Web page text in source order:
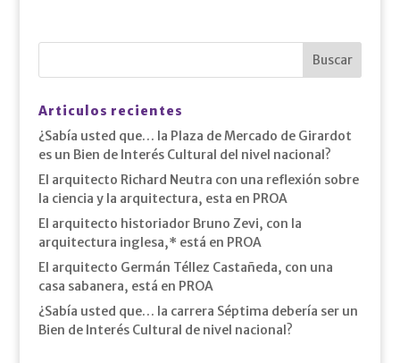
Articulos recientes
¿Sabía usted que… la Plaza de Mercado de Girardot
es un Bien de Interés Cultural del nivel nacional?
El arquitecto Richard Neutra con una reflexión sobre
la ciencia y la arquitectura, esta en PROA
El arquitecto historiador Bruno Zevi, con la
arquitectura inglesa,* está en PROA
El arquitecto Germán Téllez Castañeda, con una
casa sabanera, está en PROA
¿Sabía usted que… la carrera Séptima debería ser un
Bien de Interés Cultural de nivel nacional?